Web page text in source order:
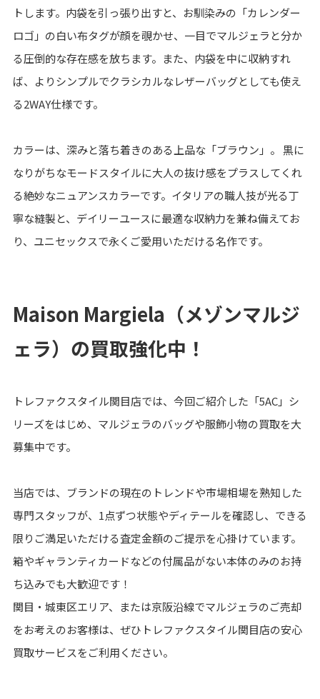
トします。内袋を引っ張り出すと、お馴染みの「カレンダー
ロゴ」の白い布タグが顔を覗かせ、一目でマルジェラと分か
る圧倒的な存在感を放ちます。また、内袋を中に収納すれ
ば、よりシンプルでクラシカルなレザーバッグとしても使え
る2WAY仕様です。
カラーは、深みと落ち着きのある上品な「ブラウン」。 黒に
なりがちなモードスタイルに大人の抜け感をプラスしてくれ
る絶妙なニュアンスカラーです。イタリアの職人技が光る丁
寧な縫製と、デイリーユースに最適な収納力を兼ね備えてお
り、ユニセックスで永くご愛用いただける名作です。
Maison Margiela（メゾンマルジ
ェラ）の買取強化中！
トレファクスタイル関目店では、今回ご紹介した「5AC」シ
リーズをはじめ、マルジェラのバッグや服飾小物の買取を大
募集中です。
当店では、ブランドの現在のトレンドや市場相場を熟知した
専門スタッフが、1点ずつ状態やディテールを確認し、できる
限りご満足いただける査定金額のご提示を心掛けています。
箱やギャランティカードなどの付属品がない本体のみのお持
ち込みでも大歓迎です！
関目・城東区エリア、または京阪沿線でマルジェラのご売却
をお考えのお客様は、ぜひトレファクスタイル関目店の安心
買取サービスをご利用ください。